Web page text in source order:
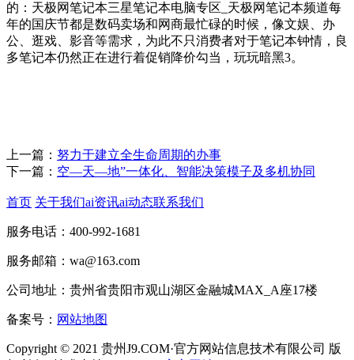
的：天极网笔记本三星笔记本电脑专区_天极网笔记本频道每
年的国庆节都是数码卖场和网商最忙碌的时候，像文娱、办
公、逛戏、影音等需求，为此不只消费者对于笔记本钟情，良
多笔记本仍然正在进行着促销降价勾当，玩玩暗黑3。
上一篇： 努力于建立全生命周期的办事
下一篇： 空—天—地”一体化、智能决策模子及多机协同
首页 关于我们ai资讯ai动态联系我们
服务电话：400-992-1681
服务邮箱：wa@163.com
公司地址：贵州省贵阳市观山湖区金融城MAX_A座17楼
备案号： 网站地图
Copyright © 2021 贵州J9.COM·官方网站信息技术有限公司 版